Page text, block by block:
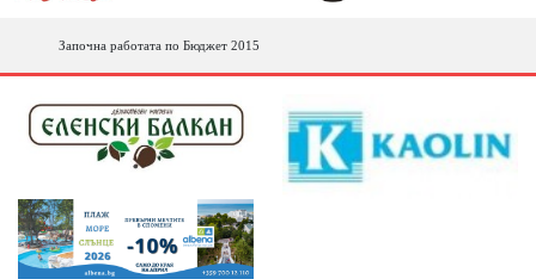
Започна работата по Бюджет 2015